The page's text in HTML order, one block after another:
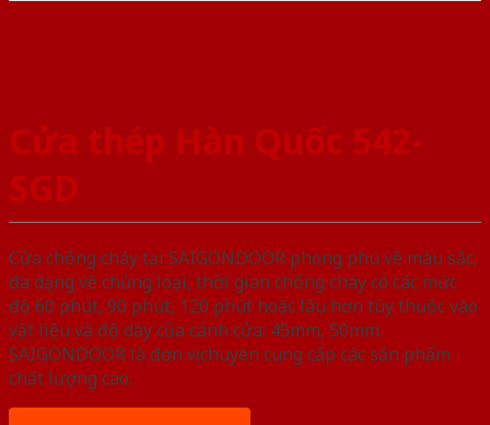
Cửa thép Hàn Quốc 542-
SGD
Cửa chống cháy tại SAIGONDOOR phong phú về màu sắc,
đa dạng về chủng loại, thời gian chống cháy có các mức
độ 60 phút, 90 phút, 120 phút hoặc lâu hơn tùy thuộc vào
vật liệu và độ dày của cánh cửa: 45mm, 50mm.
SAIGONDOOR là đơn vị chuyên cung cấp các sản phẩm
chất lượng cao.